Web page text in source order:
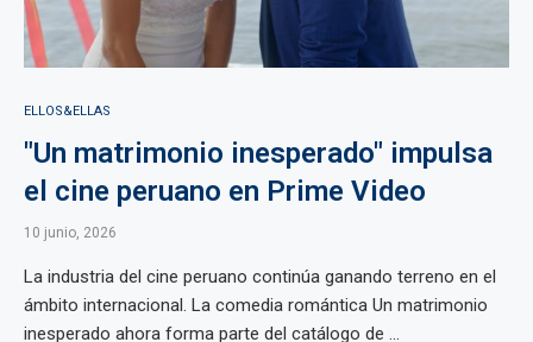
ELLOS&ELLAS
"Un matrimonio inesperado" impulsa
el cine peruano en Prime Video
10 junio, 2026
La industria del cine peruano continúa ganando terreno en el
ámbito internacional. La comedia romántica Un matrimonio
inesperado ahora forma parte del catálogo de ...